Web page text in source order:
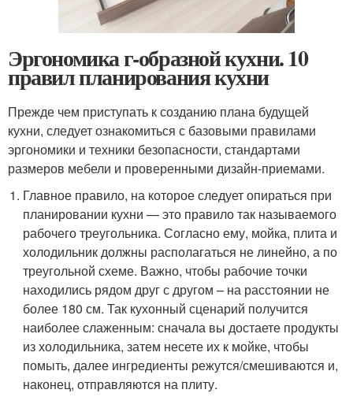
Эргономика г-образной кухни. 10
правил планирования кухни
Прежде чем приступать к созданию плана будущей
кухни, следует ознакомиться с базовыми правилами
эргономики и техники безопасности, стандартами
размеров мебели и проверенными дизайн-приемами.
Главное правило, на которое следует опираться при
планировании кухни — это правило так называемого
рабочего треугольника. Согласно ему, мойка, плита и
холодильник должны располагаться не линейно, а по
треугольной схеме. Важно, чтобы рабочие точки
находились рядом друг с другом – на расстоянии не
более 180 см. Так кухонный сценарий получится
наиболее слаженным: сначала вы достаете продукты
из холодильника, затем несете их к мойке, чтобы
помыть, далее ингредиенты режутся/смешиваются и,
наконец, отправляются на плиту.